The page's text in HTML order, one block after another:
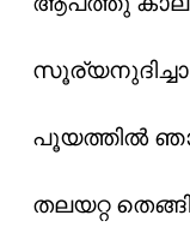
പൂയത്തിൽ
തലയറ്റ